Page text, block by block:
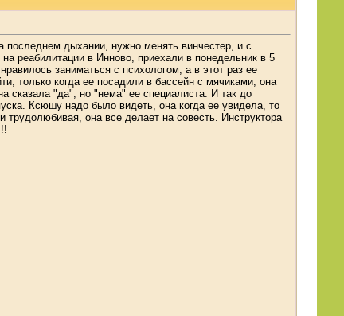
последнем дыхании, нужно менять винчестер, и с
реабилитации в Инново, приехали в понедельник в 5
заниматься с психологом, а в этот раз ее
только когда ее посадили в бассейн с мячиками, она
сказала "да", но "нема" ее специалиста. И так до
Ксюшу надо было видеть, она когда ее увидела, то
она все делает на совесть. Инструктора